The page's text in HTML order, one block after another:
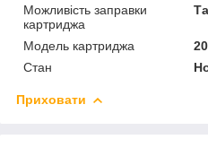
Можливість заправки
картриджа
Модель картриджа
Стан
Приховати